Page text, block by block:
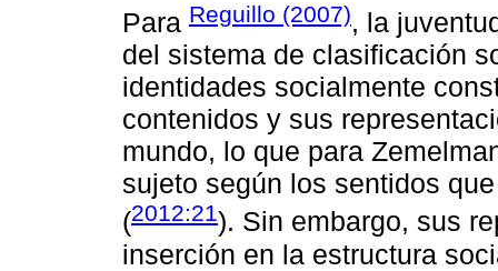
Para Reguillo (2007), la
del sistema de clasificación
identidades socialmente
contenidos y sus
mundo, lo que para
sujeto según los sentidos
(2012:21). Sin embargo, sus
inserción en la estructura